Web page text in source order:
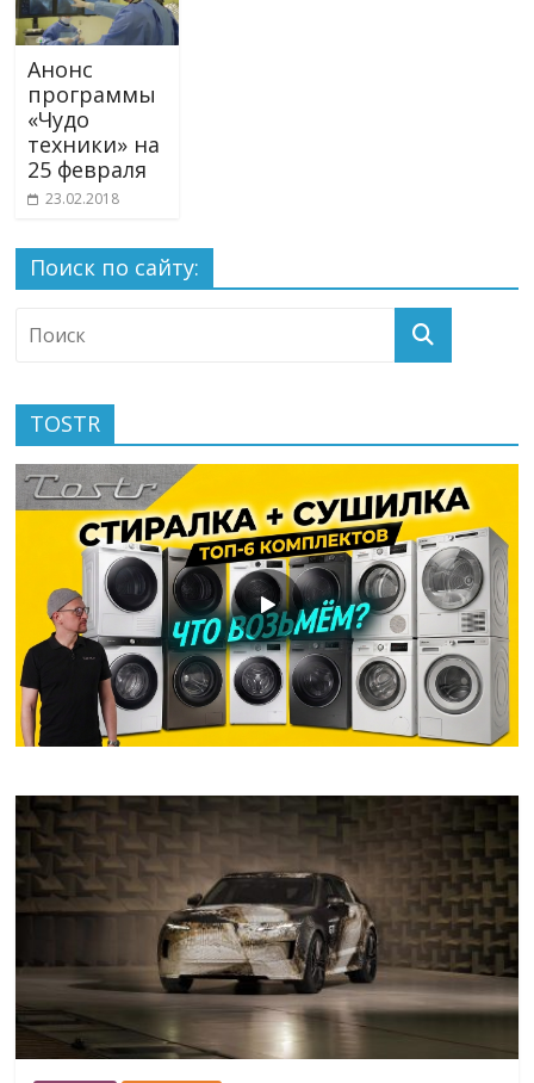
Анонс
программы
«Чудо
техники» на
25 февраля
23.02.2018
Поиск по сайту:
TOSTR